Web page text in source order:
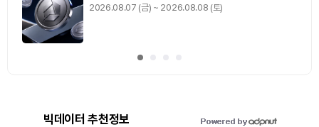
2026.08.07 (금) ~ 2026.08.08 (토)
빅데이터 추천정보